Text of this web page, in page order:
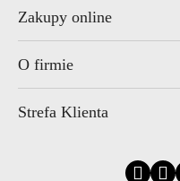
Zakupy online
O firmie
Strefa Klienta